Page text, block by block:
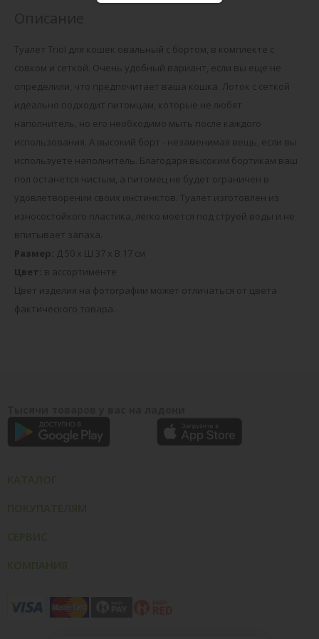
Туалет Triol для кошек овальный с бортом, в комплекте с
совком и сеткой. Очень удобный вариант, если вы еще не
определили, что предпочитает ваша кошка. Лоток с сеткой
идеально подходит питомцам, которые не любят
наполнитель, но его необходимо мыть после каждого
использования. А высокий борт - незаменимая вещь, если вы
используете наполнитель. Благодаря высоким бортикам ваш
пол останется чистым, а питомец не будет ограничен в
удовлетворении своих инстинктов. Туалет изготовлен из
износостойкого пластика, легко моется под струей воды и не
впитывает запаха.
Размер: Д 50 х Ш 37 х В 17 см
Цвет: в ассортименте
Цвет изделия на фотографии может отличаться от цвета
фактического товара.